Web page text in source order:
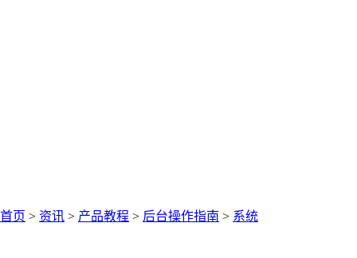
首页 > 资讯 > 产品教程 > 后台操作指南 > 系统